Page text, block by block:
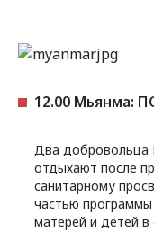
12.00 Мьянма:
Два добровольца
отдыхают после
санитарному
частью
матерей и детей